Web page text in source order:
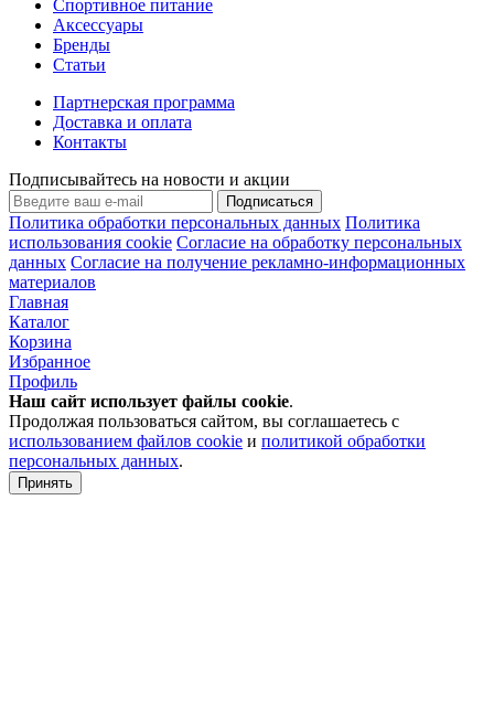
Спортивное питание
Аксессуары
Бренды
Статьи
Партнерская программа
Доставка и оплата
Контакты
Подписывайтесь на новости и акции
Подписаться
Политика обработки персональных данных Политика
использования cookie Согласие на обработку персональных
данных Согласие на получение рекламно-информационных
материалов
Главная
Каталог
Корзина
Избранное
Профиль
Наш сайт использует файлы cookie.
Продолжая пользоваться сайтом, вы соглашаетесь с
использованием файлов cookie и политикой обработки
персональных данных.
Принять